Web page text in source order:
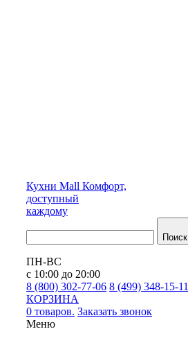
Кухни Mall Комфорт,
доступный
каждому
Поиск
ПН-ВС
с 10:00 до 20:00
8 (800) 302-77-06 8 (499) 348-15-11
КОРЗИНА
0 товаров. Заказать звонок
Меню